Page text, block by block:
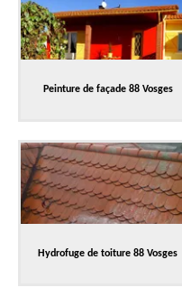
Peinture de façade 88 Vosges
Hydrofuge de toiture 88 Vosges